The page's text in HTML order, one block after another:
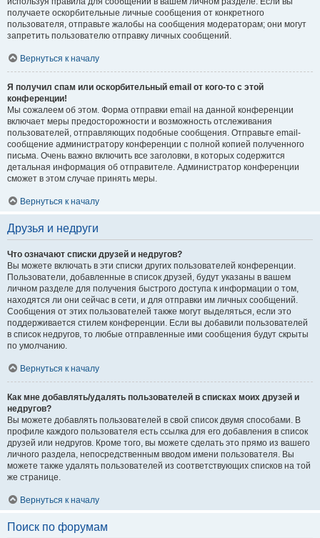
получаете оскорбительные личные сообщения от конкретного
пользователя, отправьте жалобы на сообщения модераторам; они могут
запретить пользователю отправку личных сообщений.
Вернуться к началу
Я получил спам или оскорбительный email от кого-то с этой
конференции!
Мы сожалеем об этом. Форма отправки email на данной конференции
включает меры предосторожности и возможность отслеживания
пользователей, отправляющих подобные сообщения. Отправьте email-
сообщение администратору конференции с полной копией полученного
письма. Очень важно включить все заголовки, в которых содержится
детальная информация об отправителе. Администратор конференции
сможет в этом случае принять меры.
Вернуться к началу
Друзья и недруги
Что означают списки друзей и недругов?
Вы можете включать в эти списки других пользователей конференции.
Пользователи, добавленные в список друзей, будут указаны в вашем
личном разделе для получения быстрого доступа к информации о том,
находятся ли они сейчас в сети, и для отправки им личных сообщений.
Сообщения от этих пользователей также могут выделяться, если это
поддерживается стилем конференции. Если вы добавили пользователей
в список недругов, то любые отправленные ими сообщения будут скрыты
по умолчанию.
Вернуться к началу
Как мне добавлять/удалять пользователей в списках моих друзей и
недругов?
Вы можете добавлять пользователей в свой список двумя способами. В
профиле каждого пользователя есть ссылка для его добавления в список
друзей или недругов. Кроме того, вы можете сделать это прямо из вашего
личного раздела, непосредственным вводом имени пользователя. Вы
можете также удалять пользователей из соответствующих списков на той
же странице.
Вернуться к началу
Поиск по форумам